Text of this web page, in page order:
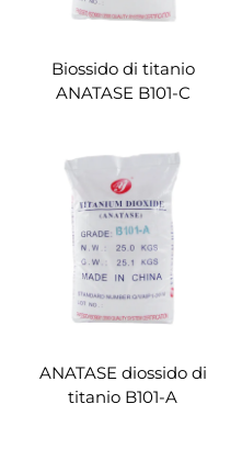
Biossido di titanio
ANATASE B101-C
ANATASE diossido di
titanio B101-A